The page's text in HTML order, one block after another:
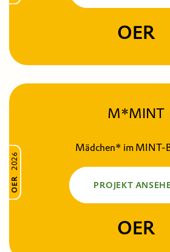
OER
OER
2026
M*MINT
Mädchen* im MINT-
PROJEKT
OER